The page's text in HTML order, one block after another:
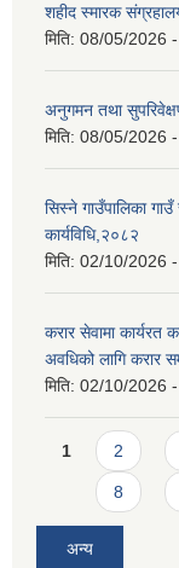
शहीद स्मारक
मिति: 08/05/2026
अनुगमन तथा
मिति: 08/05/2026
सिस्ने गाउँपालिका
कार्यविधि,२०८२
मिति: 02/10/2026
करार सेवामा कार्यरत
अवधिको लागि करार
मिति: 02/10/2026
Pages
1 2
8
अन्य